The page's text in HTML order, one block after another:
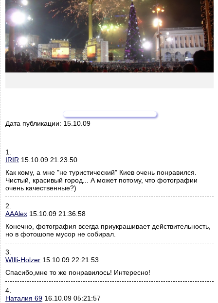
Дата публикации: 15.10.09
1.
IRIR 15.10.09 21:23:50
Как кому, а мне "не туристический" Киев очень понравился.
Чистый, красивый город... А может потому, что фотографии
очень качественные?)
2.
AAAlex 15.10.09 21:36:58
Конечно, фотография всегда приукрашивает действительность,
но в фотошопе мусор не собирал.
3.
WIlli-Holzer 15.10.09 22:21:53
Спасибо,мне то же понравилось! Интересно!
4.
Наталия 69 16.10.09 05:21:57